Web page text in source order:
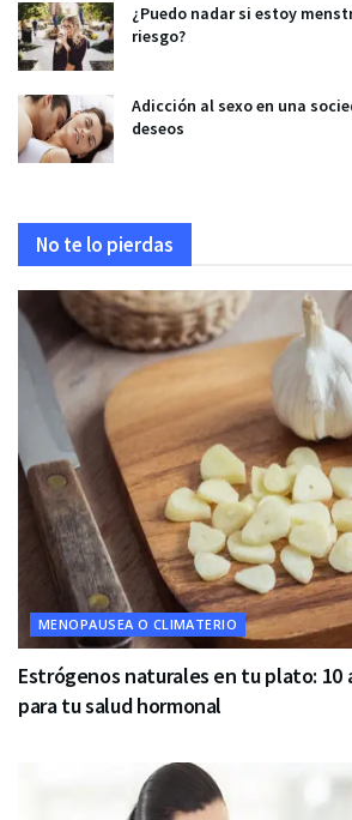
¿Puedo nadar si estoy
riesgo?
Adicción al sexo en una
deseos
No te lo pierdas
MENOPAUSEA O CLIMATERIO
Estrógenos naturales en tu plato: 10
para tu salud hormonal